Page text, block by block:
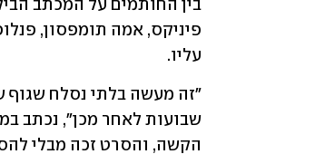
עליו.
הקשה, והסרט זכה מבלי